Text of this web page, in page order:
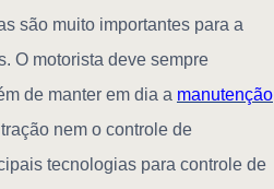
são muito importantes para a
O motorista deve sempre
de manter em dia a manutenção
nem o controle de
tecnologias para controle de